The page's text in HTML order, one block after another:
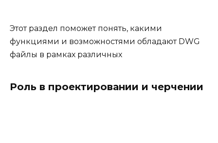
Этот раздел поможет понять, какими
функциями и возможностями обладают DWG
файлы в рамках различных
Роль в проектировании и черчении